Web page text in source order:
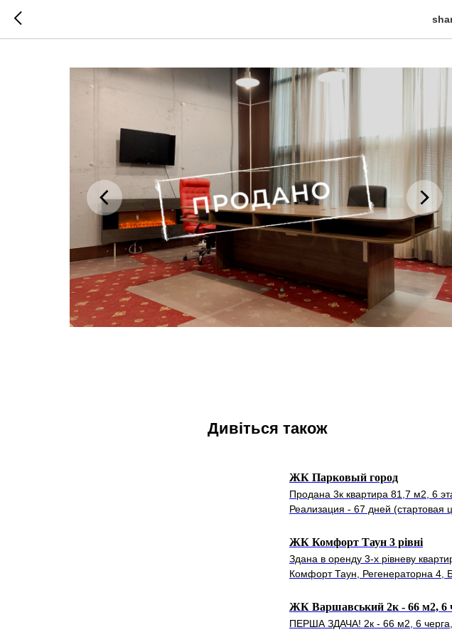
Дивіться також
ЖК Парковый город
Продана 3к квартира 81,7 м2, 6
Реализация - 67 дней (стартовая
ЖК Комфорт Таун 3 рівні
Здана в оренду 3-х рівневу
Комфорт Таун, Регенераторна 4,
ЖК Варшавський 2к - 66 м2, 6
ПЕРША ЗДАЧА! 2к - 66 м2, 6 черга,